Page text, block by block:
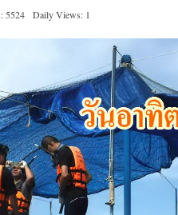
5524 Daily Views: 1